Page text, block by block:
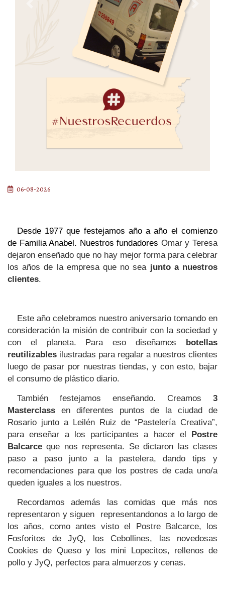
06-08-2026
Desde 1977 que festejamos año a año el comienzo
de Familia Anabel. Nuestros fundadores Omar y Teresa
dejaron enseñado que no hay mejor forma para celebrar
los años de la empresa que no sea junto a nuestros
clientes.
Este año celebramos nuestro aniversario tomando en
consideración la misión de contribuir con la sociedad y
con el planeta. Para eso diseñamos botellas
reutilizables ilustradas para regalar a nuestros clientes
luego de pasar por nuestras tiendas, y con esto, bajar
el consumo de plástico diario.
También festejamos enseñando. Creamos 3
Masterclass en diferentes puntos de la ciudad de
Rosario junto a Leilén Ruiz de “Pastelería Creativa”,
para enseñar a los participantes a hacer el Postre
Balcarce que nos representa. Se dictaron las clases
paso a paso junto a la pastelera, dando tips y
recomendaciones para que los postres de cada uno/a
queden iguales a los nuestros.
Recordamos además las comidas que más nos
representaron y siguen  representandonos a lo largo de
los años, como antes visto el Postre Balcarce, los
Fosforitos de JyQ, los Cebollines, las novedosas
Cookies de Queso y los mini Lopecitos, rellenos de
pollo y JyQ, perfectos para almuerzos y cenas.